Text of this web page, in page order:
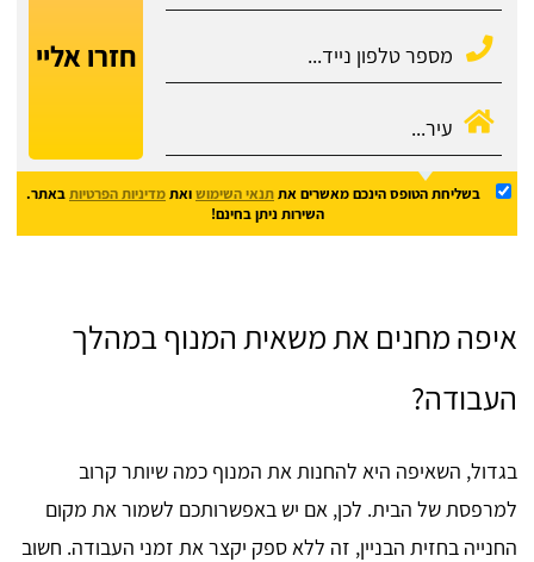
חזרו אליי
בשליחת הטופס הינכם מאשרים אתתנאי השימושואתמדיניות הפרטיותבאתר.
השירות ניתן בחינם!
איפה מחנים את משאית המנוף במהלך
העבודה?
בגדול, השאיפה היא להחנות את המנוף כמה שיותר קרוב
למרפסת של הבית. לכן, אם יש באפשרותכם לשמור את מקום
החנייה בחזית הבניין, זה ללא ספק יקצר את זמני העבודה. חשוב